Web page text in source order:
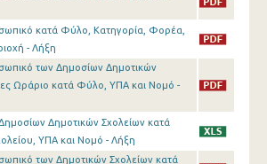
κατά Φύλο, Κατηγορία, Φορέα,
- Λήξη
των Δημοσίων Δημοτικών
Ωράριο κατά Φύλο, ΥΠΑ και Νομό -
Δημοτικών Σχολείων κατά
ΥΠΑ και Νομό - Λήξη
των Δημοτικών Σχολείων κατά